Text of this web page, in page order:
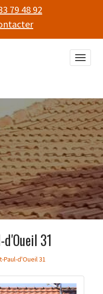
79 48 92
Toggle
31
Paul-d'Oueil 31